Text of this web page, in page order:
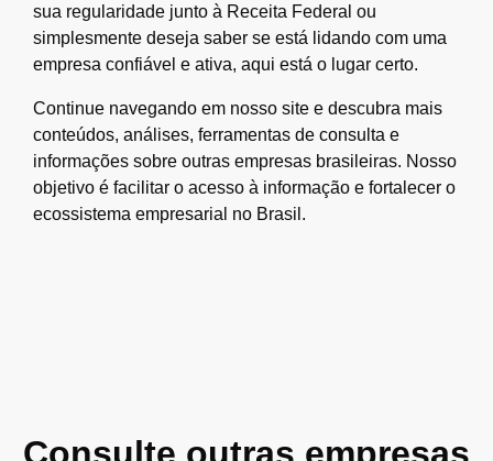
sua regularidade junto à Receita Federal ou
simplesmente deseja saber se está lidando com uma
empresa confiável e ativa, aqui está o lugar certo.
Continue navegando em nosso site e descubra mais
conteúdos, análises, ferramentas de consulta e
informações sobre outras empresas brasileiras. Nosso
objetivo é facilitar o acesso à informação e fortalecer o
ecossistema empresarial no Brasil.
Consulte outras empresas